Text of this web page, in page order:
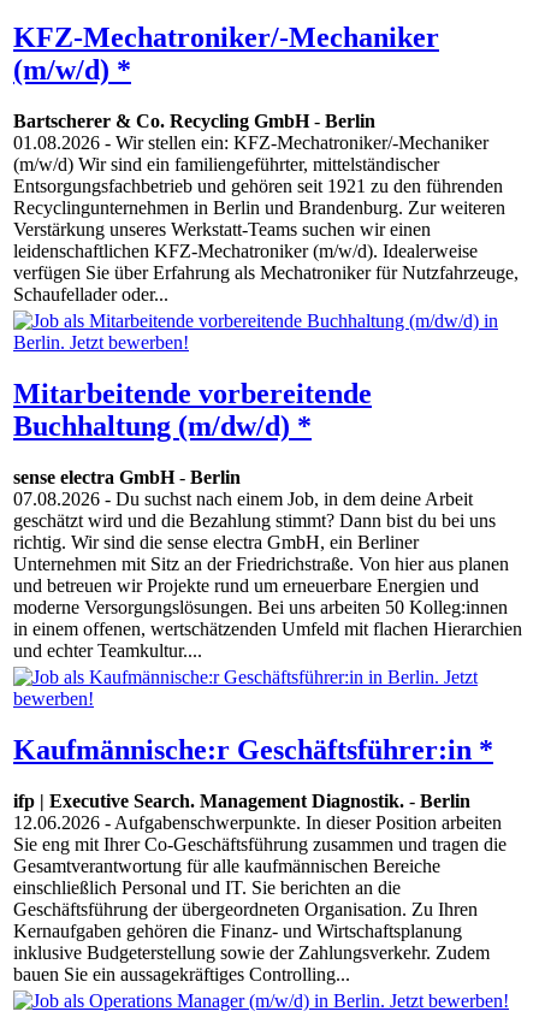
KFZ-Mechatroniker/-Mechaniker
(m/w/d) *
Bartscherer & Co. Recycling GmbH- Berlin
01.08.2026 - Wir stellen ein: KFZ-Mechatroniker/-Mechaniker
(m/w/d) Wir sind ein familiengeführter, mittelständischer
Entsorgungsfachbetrieb und gehören seit 1921 zu den führenden
Recyclingunternehmen in Berlin und Brandenburg. Zur weiteren
Verstärkung unseres Werkstatt-Teams suchen wir einen
leidenschaftlichen KFZ-Mechatroniker (m/w/d). Idealerweise
verfügen Sie über Erfahrung als Mechatroniker für Nutzfahrzeuge,
Schaufellader oder...
Mitarbeitende vorbereitende
Buchhaltung (m/dw/d) *
sense electra GmbH- Berlin
07.08.2026 - Du suchst nach einem Job, in dem deine Arbeit
geschätzt wird und die Bezahlung stimmt? Dann bist du bei uns
richtig. Wir sind die sense electra GmbH, ein Berliner
Unternehmen mit Sitz an der Friedrichstraße. Von hier aus planen
und betreuen wir Projekte rund um erneuerbare Energien und
moderne Versorgungslösungen. Bei uns arbeiten 50 Kolleg:innen
in einem offenen, wertschätzenden Umfeld mit flachen Hierarchien
und echter Teamkultur....
Kaufmännische:r Geschäftsführer:in *
ifp | Executive Search. Management Diagnostik. - Berlin
12.06.2026 - Aufgabenschwerpunkte. In dieser Position arbeiten
Sie eng mit Ihrer Co-Geschäftsführung zusammen und tragen die
Gesamtverantwortung für alle kaufmännischen Bereiche
einschließlich Personal und IT. Sie berichten an die
Geschäftsführung der übergeordneten Organisation. Zu Ihren
Kernaufgaben gehören die Finanz- und Wirtschaftsplanung
inklusive Budgeterstellung sowie der Zahlungsverkehr. Zudem
bauen Sie ein aussagekräftiges Controlling...